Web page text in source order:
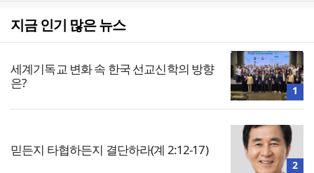
지금 인기 많은 뉴스
세계기독교 변화 속 한국 선교신학의 방향
은?
1
믿든지 타협하든지 결단하라(계 2:12-17)
2